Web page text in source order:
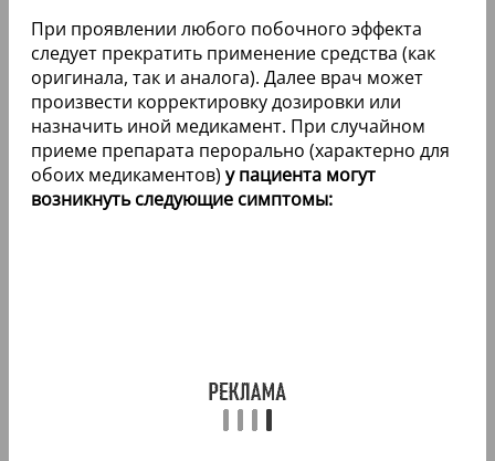
При проявлении любого побочного эффекта
следует прекратить применение средства (как
оригинала, так и аналога). Далее врач может
произвести корректировку дозировки или
назначить иной медикамент. При случайном
приеме препарата перорально (характерно для
обоих медикаментов) у пациента могут
возникнуть следующие симптомы: